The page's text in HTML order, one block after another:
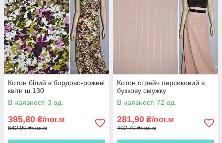
Котон білий в бордово-рожеві
квіти ш.130
В наявності 3 од.
385,80 ₴/пог.м
642,90 ₴/пог.м
Котон стрейч персиковий в
бузкову смужку
В наявності 72 од.
281,90 ₴/пог.м
402,70 ₴/пог.м